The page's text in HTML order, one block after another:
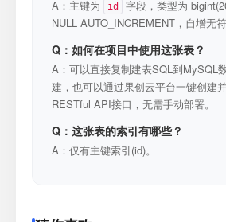
A：主键为 id
字段，类型为
NULL AUTO_INCREMENT，自增无符
Q：如何在项目中使用这张表？
A：可以直接复制建表SQL到MySQL
建，也可以通过果创云平台一键创建
RESTful API接口，无需手动部署。
Q：这张表的索引有哪些？
A：仅有主键索引(id)。